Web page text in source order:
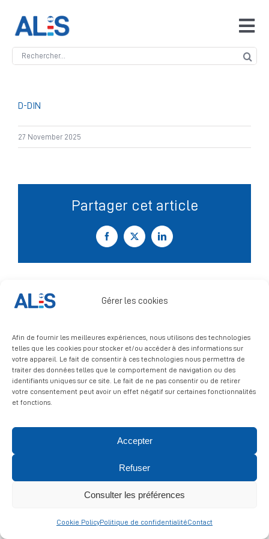
Gérer les cookies
Afin de fournir les meilleures expériences, nous utilisons des technologies
telles que les cookies pour stocker et/ou accéder à des informations sur
votre appareil. Le fait de consentir à ces technologies nous permettra de
traiter des données telles que le comportement de navigation ou des
identifiants uniques sur ce site. Le fait de ne pas consentir ou de retirer
votre consentement peut avoir un effet négatif sur certaines fonctionnalités
et fonctions.
Accepter
Refuser
Consulter les préférences
Cookie PolicyPolitique de confidentialitéContact
content
Search
Accueil
ALIS
Antidopage
Signalement
D-DIN
27 November 2025
Partager cet article
Facebook
X LinkedIn
© 2026 ALIS | All rights reserved
légales